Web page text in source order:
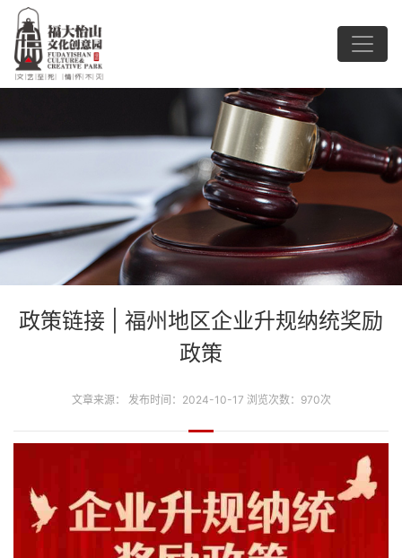
政策链接 | 福州地区企业升规纳统奖励
政策
文章来源： 发布时间：2024-10-17 浏览次数：970次